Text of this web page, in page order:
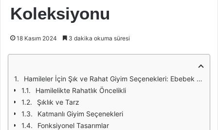
Koleksiyonu
18 Kasım 2024 3 dakika okuma süresi
Hamileler İçin Şık ve Rahat Giyim Seçenekleri: Ebebek Koleksiyonu
Hamilelikte Rahatlık Öncelikli
Şıklık ve Tarz
Katmanlı Giyim Seçenekleri
Fonksiyonel Tasarımlar